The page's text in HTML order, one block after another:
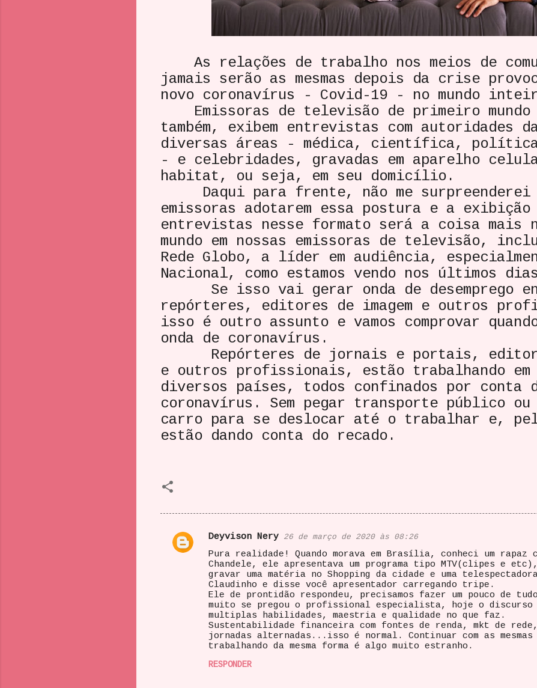
As relações de trabalho nos meios de
jamais serão as mesmas depois da crise
novo coronavírus - Covid-19 - no mundo
Emissoras de televisão de primeiro
também, exibem entrevistas com autoridades
diversas áreas - médica, científica, política,
- e celebridades, gravadas em aparelho
habitat, ou seja, em seu domicílio.
Daqui para frente, não me surpreenderei
emissoras adotarem essa postura e a exibição
entrevistas nesse formato será a coisa mais
mundo em nossas emissoras de televisão,
Rede Globo, a líder em audiência,
Nacional, como estamos vendo nos últimos
Se isso vai gerar onda de desemprego
repórteres, editores de imagem e outros
isso é outro assunto e vamos comprovar
onda de coronavírus.
Repórteres de jornais e portais,
e outros profissionais, estão trabalhando em
diversos países, todos confinados por conta
coronavírus. Sem pegar transporte público
carro para se deslocar até o trabalhar e,
estão dando conta do recado.
C
Deyvison Nery 26 de março de 2020 às 08:26
Pura realidade! Quando morava em Brasília, conheci um rapaz
Chandele, ele apresentava um programa tipo MTV(clipes e
gravar uma matéria no Shopping da cidade e uma
Claudinho e disse você apresentador carregando tripe.
Ele de prontidão respondeu, precisamos fazer um pouco de
muito se pregou o profissional especialista, hoje o discurso
multiplas habilidades, maestria e qualidade no que faz.
Sustentabilidade financeira com fontes de renda, mkt de
jornadas alternadas...isso é normal. Continuar com as
trabalhando da mesma forma é algo muito estranho.
RESPONDER